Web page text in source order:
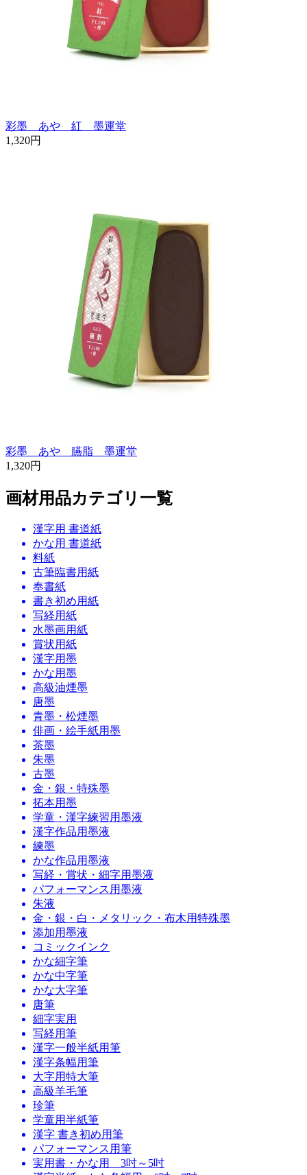
彩墨 あや 紅 墨運堂
1,320円
彩墨 あや 臙脂 墨運堂
1,320円
画材用品カテゴリ一覧
漢字用 書道紙
かな用 書道紙
料紙
古筆臨書用紙
奉書紙
書き初め用紙
写経用紙
水墨画用紙
賞状用紙
漢字用墨
かな用墨
高級油煙墨
唐墨
青墨・松煙墨
俳画・絵手紙用墨
茶墨
朱墨
古墨
金・銀・特殊墨
拓本用墨
学童・漢字練習用墨液
漢字作品用墨液
練墨
かな作品用墨液
写経・賞状・細字用墨液
パフォーマンス用墨液
朱液
金・銀・白・メタリック・布木用特殊墨
添加用墨液
コミックインク
かな細字筆
かな中字筆
かな大字筆
唐筆
細字実用
写経用筆
漢字一般半紙用筆
漢字条幅用筆
大字用特大筆
高級羊毛筆
珍筆
学童用半紙筆
漢字 書き初め用筆
パフォーマンス用筆
実用書・かな用 3吋～5吋